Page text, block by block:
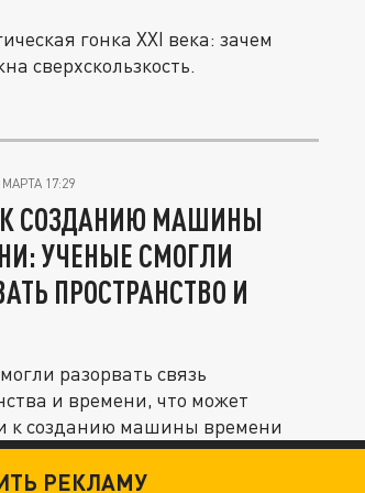
гонка XXI века: зачем
сверхскользкость.
МАРТА 17:29
К СОЗДАНИЮ МАШИНЫ
УЧЕНЫЕ СМОГЛИ
ПРОСТРАНСТВО И
разорвать связь
и времени, что может
к созданию машины времени
РЕКЛАМУ